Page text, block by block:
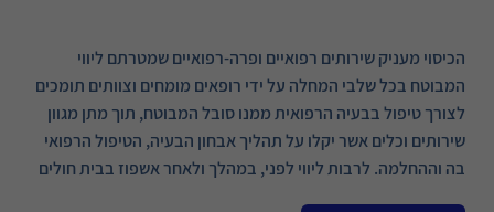
הכיסוי מעניק שירותים רפואיים ופרה-רפואיים שמטרתם ליווי
המבוטח בכל שלבי המחלה על ידי רופאים מומחים וצוותים תומכים
לצורך טיפול בבעיה הרפואית ממנו סובל המבוטח, תוך מתן מגוון
שירותים וכלים אשר יקלו על תהליך אבחון הבעיה, הטיפול הרפואי
בה וההחלמה. לרבות ליווי לפני, במהלך ולאחר אשפוז בבית חולים